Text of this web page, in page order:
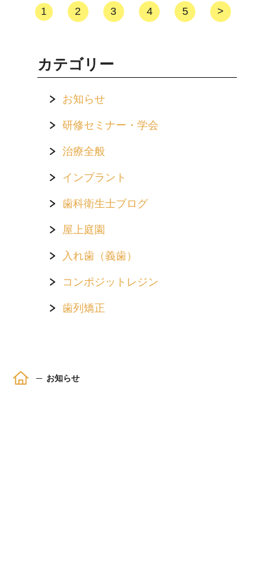
1 2 3 4 5 >
カテゴリー
お知らせ
研修セミナー・学会
治療全般
インプラント
歯科衛生士ブログ
屋上庭園
入れ歯（義歯）
コンポジットレジン
歯列矯正
ホーム お知らせ